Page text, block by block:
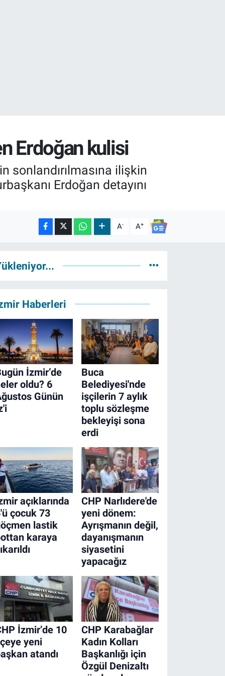
Erdoğan kulisi
sonlandırılmasına ilişkin
Erdoğan detayını
A- A+
Haberleri
İzmir’de
oldu? 6
Günün
Buca
Belediyesi'nde
işçilerin 7 aylık
toplu sözleşme
bekleyişi sona
erdi
açıklarında
çocuk 73
lastik
karaya
CHP Narlıdere'de
yeni dönem:
Ayrışmanın değil,
dayanışmanın
siyasetini
yapacağız
İzmir’de 10
yeni
atandı
CHP Karabağlar
Kadın Kolları
Başkanlığı için
Özgül Denizaltı